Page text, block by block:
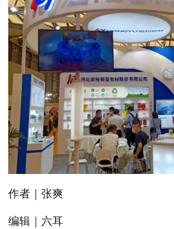
作者 ｜张爽
编辑 ｜六耳